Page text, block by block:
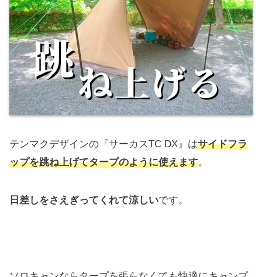
テンマクデザインの『サーカスTC DX』はサイドフラ
ップを跳ね上げてタープのように使えます。
日差しをさえぎってくれて涼しいです。